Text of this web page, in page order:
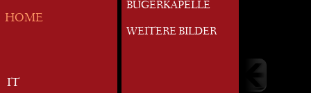
HOME
IT
BÜGERKAPELLE
WEITERE BILDER